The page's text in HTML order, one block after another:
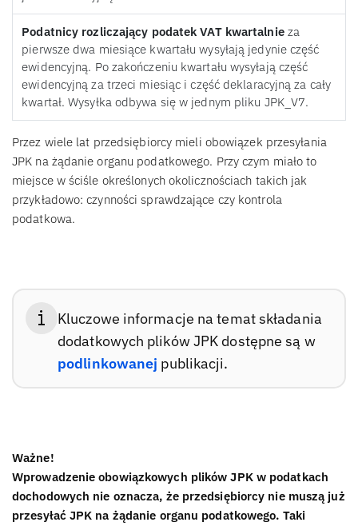
Podatnicy rozliczający podatek VAT kwartalnie za
pierwsze dwa miesiące kwartału wysyłają jedynie część
ewidencyjną. Po zakończeniu kwartału wysyłają część
ewidencyjną za trzeci miesiąc i część deklaracyjną za cały
kwartał. Wysyłka odbywa się w jednym pliku JPK_V7.
Przez wiele lat przedsiębiorcy mieli obowiązek przesyłania
JPK na żądanie organu podatkowego. Przy czym miało to
miejsce w ściśle określonych okolicznościach takich jak
przykładowo: czynności sprawdzające czy kontrola
podatkowa.
Kluczowe informacje na temat składania
dodatkowych plików JPK dostępne są w
podlinkowanej publikacji.
Ważne!
Wprowadzenie obowiązkowych plików JPK w podatkach
dochodowych nie oznacza, że przedsiębiorcy nie muszą już
przesyłać JPK na żądanie organu podatkowego. Taki